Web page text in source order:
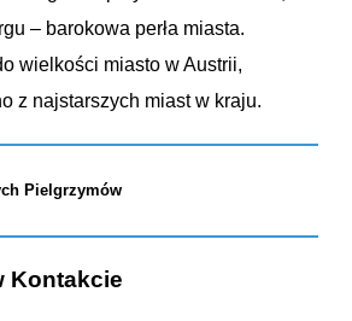
– barokowa perła miasta.
wielkości miasto w Austrii,
z najstarszych miast w kraju.
Pielgrzymów
Kontakcie